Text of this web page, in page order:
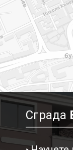
Сграда